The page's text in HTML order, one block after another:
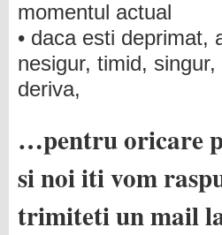
momentul actual
• daca esti deprimat,
nesigur, timid,
deriva,
…pentru oricare
si noi iti vom
trimiteti un mail